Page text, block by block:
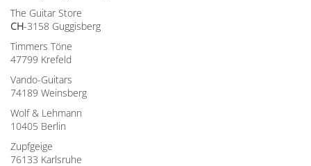
The Guitar Store
CH-3158 Guggisberg
Timmers Töne
47799 Krefeld
Vando-Guitars
74189 Weinsberg
Wolf & Lehmann
10405 Berlin
Zupfgeige
76133 Karlsruhe